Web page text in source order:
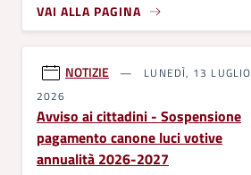
VAI ALLA PAGINA
NOTIZIE
LUNEDÌ, 13 LUGLIO
2026
Avviso ai cittadini - Sospensione
pagamento canone luci votive
annualità 2026-2027